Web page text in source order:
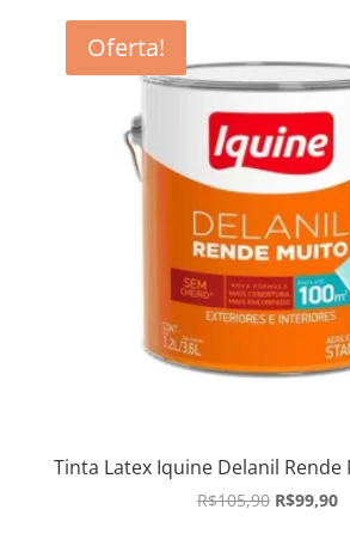
Oferta!
Tinta Latex Iquine Delanil
R$105,90 O
R$99,90O